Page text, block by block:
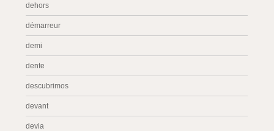
dehors
démarreur
demi
dente
descubrimos
devant
devia